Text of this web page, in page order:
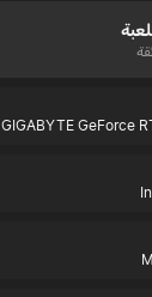
GIGABYTE GeForce